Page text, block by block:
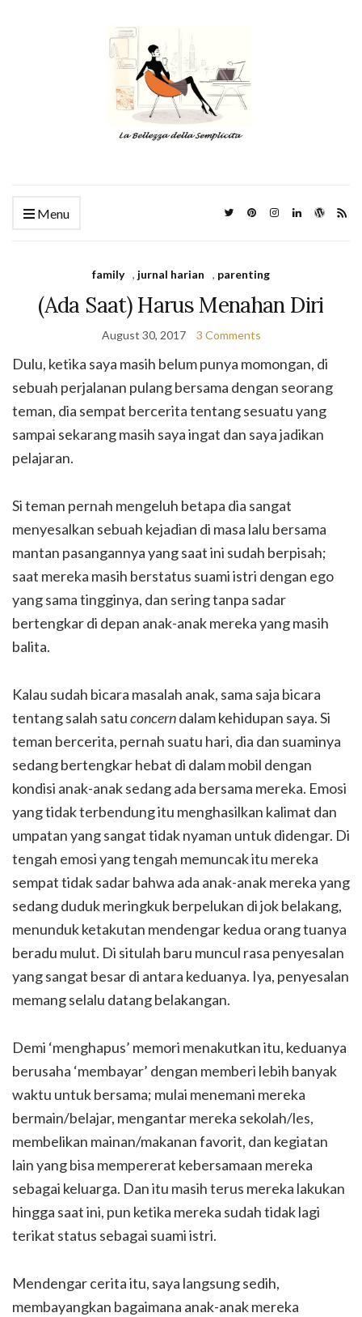
Menu
family , jurnal harian , parenting
(Ada Saat) Harus Menahan Diri
August 30, 2017 3 Comments
Dulu, ketika saya masih belum punya momongan, di
sebuah perjalanan pulang bersama dengan seorang
teman, dia sempat bercerita tentang sesuatu yang
sampai sekarang masih saya ingat dan saya jadikan
pelajaran.
Si teman pernah mengeluh betapa dia sangat
menyesalkan sebuah kejadian di masa lalu bersama
mantan pasangannya yang saat ini sudah berpisah;
saat mereka masih berstatus suami istri dengan ego
yang sama tingginya, dan sering tanpa sadar
bertengkar di depan anak-anak mereka yang masih
balita.
Kalau sudah bicara masalah anak, sama saja bicara
tentang salah satuconcerndalam kehidupan saya. Si
teman bercerita, pernah suatu hari, dia dan suaminya
sedang bertengkar hebat di dalam mobil dengan
kondisi anak-anak sedang ada bersama mereka. Emosi
yang tidak terbendung itu menghasilkan kalimat dan
umpatan yang sangat tidak nyaman untuk didengar. Di
tengah emosi yang tengah memuncak itu mereka
sempat tidak sadar bahwa ada anak-anak mereka yang
sedang duduk meringkuk berpelukan di jok belakang,
menunduk ketakutan mendengar kedua orang tuanya
beradu mulut. Di situlah baru muncul rasa penyesalan
yang sangat besar di antara keduanya. Iya, penyesalan
memang selalu datang belakangan.
Demi ‘menghapus’ memori menakutkan itu, keduanya
berusaha ‘membayar’ dengan memberi lebih banyak
waktu untuk bersama; mulai menemani mereka
bermain/belajar, mengantar mereka sekolah/les,
membelikan mainan/makanan favorit, dan kegiatan
lain yang bisa mempererat kebersamaan mereka
sebagai keluarga. Dan itu masih terus mereka lakukan
hingga saat ini, pun ketika mereka sudah tidak lagi
terikat status sebagai suami istri.
Mendengar cerita itu, saya langsung sedih,
membayangkan bagaimana anak-anak mereka